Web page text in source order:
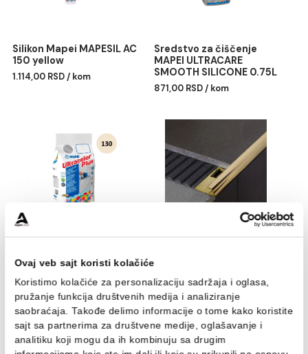
Silikon Mapei MAPESIL AC
150 yellow
1.114,00 RSD / kom
Sredstvo za čiščenje
MAPEI ULTRACARE
SMOOTH SILICONE 0.75L
871,00 RSD / kom